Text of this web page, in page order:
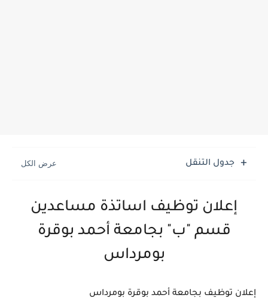
جدول التنقل
إعلان توظيف اساتذة مساعدين
قسم "ب" بجامعة أحمد بوقرة
بومرداس
إعلان توظيف بجامعة أحمد بوقرة بومرداس